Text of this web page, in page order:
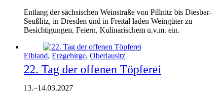
Entlang der sächsischen Weinstraße von Pillnitz bis Diesbar-
Seußlitz, in Dresden und in Freital laden Weingüter zu
Besichtigungen, Feiern, Kulinarischem u.v.m. ein.
Elbland, Erzgebirge, Oberlausitz
22. Tag der offenen Töpferei
13.–14.03.2027